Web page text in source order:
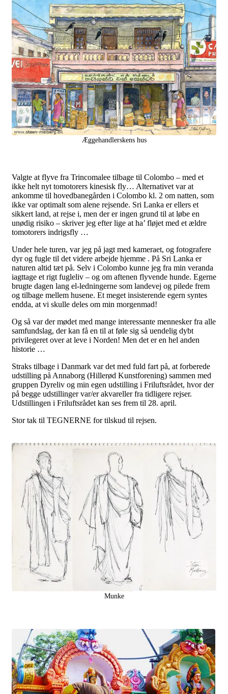
Æggehandlerskens hus
Valgte at flyve fra Trincomalee tilbage til Colombo – med et
ikke helt nyt tomotorers kinesisk fly… Alternativet var at
ankomme til hovedbanegården i Colombo kl. 2 om natten, som
ikke var optimalt som alene rejsende. Sri Lanka er ellers et
sikkert land, at rejse i, men der er ingen grund til at løbe en
unødig risiko – skriver jeg efter lige at ha’ fløjet med et ældre
tomotorers indrigsfly …
Under hele turen, var jeg på jagt med kameraet, og fotografere
dyr og fugle til det videre arbejde hjemme . På Sri Lanka er
naturen altid tæt på. Selv i Colombo kunne jeg fra min veranda
iagttage et rigt fugleliv – og om aftenen flyvende hunde. Egerne
brugte dagen lang el-ledningerne som landevej og pilede frem
og tilbage mellem husene. Et meget insisterende egern syntes
endda, at vi skulle deles om min morgenmad!
Og så var der mødet med mange interessante mennesker fra alle
samfundslag, der kan få en til at føle sig så uendelig dybt
privilegeret over at leve i Norden! Men det er en hel anden
historie …
Straks tilbage i Danmark var det med fuld fart på, at forberede
udstilling på Annaborg (Hillerød Kunstforening) sammen med
gruppen Dyreliv og min egen udstilling i Friluftsrådet, hvor der
på begge udstillinger var/er akvareller fra tidligere rejser.
Udstillingen i Friluftsrådet kan ses frem til 28. april.
Stor tak til TEGNERNE for tilskud til rejsen.
Munke